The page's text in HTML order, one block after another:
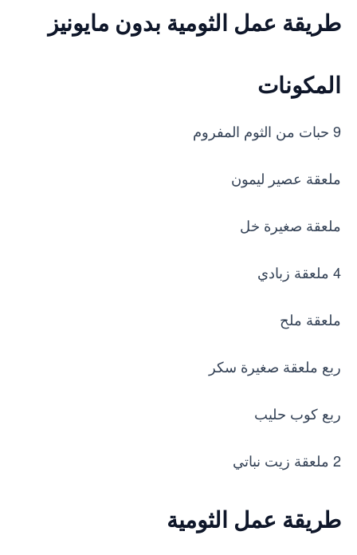
طريقة عمل الثومية بدون مايونيز
المكونات
9 حبات من الثوم المفروم
ملعقة عصير ليمون
ملعقة صغيرة خل
4 ملعقة زبادي
ملعقة ملح
ربع ملعقة صغيرة سكر
ربع كوب حليب
2 ملعقة زيت نباتي
طريقة عمل الثومية